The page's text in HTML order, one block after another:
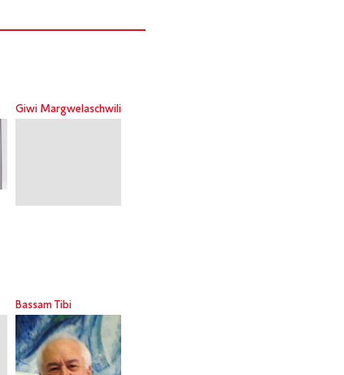
Giwi Margwelaschwili
Bassam Tibi